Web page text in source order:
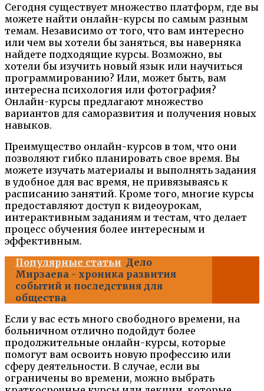
Сегодня существует множество платформ, где вы
можете найти онлайн-курсы по самым разным
темам. Независимо от того, что вам интересно
или чем вы хотели бы заняться, вы наверняка
найдете подходящие курсы. Возможно, вы
хотели бы изучить новый язык или научиться
программированию? Или, может быть, вам
интересна психология или фотография?
Онлайн-курсы предлагают множество
вариантов для саморазвития и получения новых
навыков.
Преимущество онлайн-курсов в том, что они
позволяют гибко планировать свое время. Вы
можете изучать материалы и выполнять задания
в удобное для вас время, не привязываясь к
расписанию занятий. Кроме того, многие курсы
предоставляют доступ к видеоурокам,
интерактивным заданиям и тестам, что делает
процесс обучения более интересным и
эффективным.
Популярные статьи Дело
Мирзаева - хроника развития
событий и последствия для
общества
Если у вас есть много свободного времени, на
больничном отлично подойдут более
продолжительные онлайн-курсы, которые
помогут вам освоить новую профессию или
сферу деятельности. В случае, если вы
ограничены во времени, можно выбрать